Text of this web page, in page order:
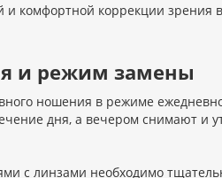
и комфортной коррекции зрения
и режим замены
ношения в режиме
дня, а вечером снимают и
с линзами необходимо